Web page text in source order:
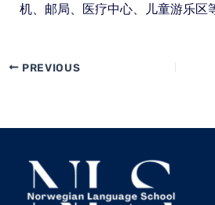
机、邮局、医疗中心、儿童游乐区
PREVIOUS